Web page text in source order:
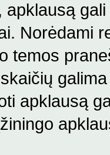
apklausą
Norėdami
temos
apklausą